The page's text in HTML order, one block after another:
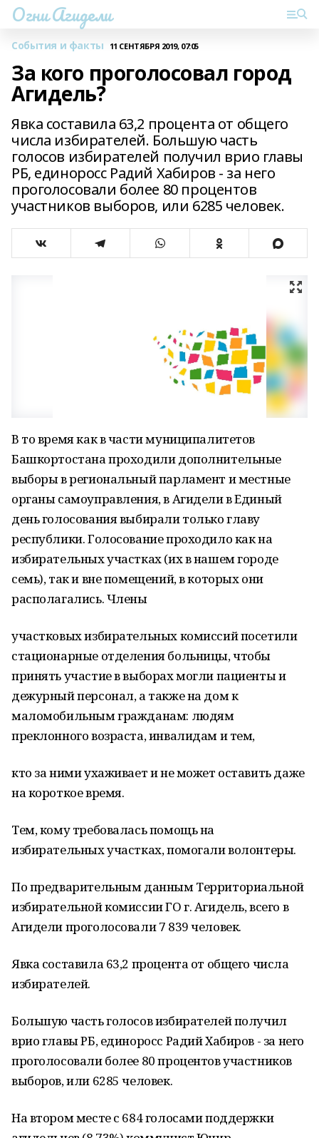
Огни Агидели
События и факты 11 СЕНТЯБРЯ 2019, 07:05
За кого проголосовал город
Агидель?
Явка составила 63,2 процента от общего
числа избирателей. Большую часть
голосов избирателей получил врио главы
РБ, единоросс Радий Хабиров - за него
проголосовали более 80 процентов
участников выборов, или 6285 человек.
В то время как в части муниципалитетов
Башкортостана проходили дополнительные
выборы в региональный парламент и местные
органы самоуправления, в Агидели в Единый
день голосования выбирали только главу
республики. Голосование проходило как на
избирательных участках (их в нашем городе
семь), так и вне помещений, в которых они
располагались. Члены
участковых избирательных комиссий посетили
стационарные отделения больницы, чтобы
принять участие в выборах могли пациенты и
дежурный персонал, а также на дом к
маломобильным гражданам: людям
преклонного возраста, инвалидам и тем,
кто за ними ухаживает и не может оставить даже
на короткое время.
Тем, кому требовалась помощь на
избирательных участках, помогали волонтеры.
По предварительным данным Территориальной
избирательной комиссии ГО г. Агидель, всего в
Агидели проголосовали 7 839 человек.
Явка составила 63,2 процента от общего числа
избирателей.
Большую часть голосов избирателей получил
врио главы РБ, единоросс Радий Хабиров - за него
проголосовали более 80 процентов участников
выборов, или 6285 человек.
На втором месте с 684 голосами поддержки